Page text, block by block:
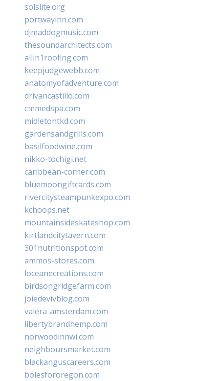
solslite.org
portwayinn.com
djmaddogmusic.com
thesoundarchitects.com
allin1roofing.com
keepjudgewebb.com
anatomyofadventure.com
drivancastillo.com
cmmedspa.com
midletontkd.com
gardensandgrills.com
basilfoodwine.com
nikko-tochigi.net
caribbean-corner.com
bluemoongiftcards.com
rivercitysteampunkexpo.com
kchoops.net
mountainsideskateshop.com
kirtlandcitytavern.com
301nutritionspot.com
ammos-stores.com
loceanecreations.com
birdsongridgefarm.com
joiedevivblog.com
valera-amsterdam.com
libertybrandhemp.com
norwoodinnwi.com
neighboursmarket.com
blackanguscareers.com
bolesfororegon.com